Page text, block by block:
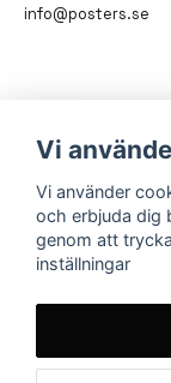
info@posters.se
Betalning
På posters.se kan
Vi
Vi använder
och erbjuda dig
genom att
inställningar